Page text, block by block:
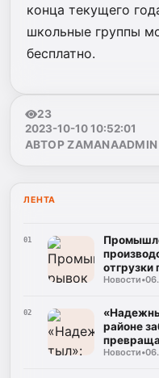
конца текущего
школьные группы
бесплатно.
23
2023-10-10 10:52:01
АВТОР ZAMANAADMIN
ЛЕНТА
01
рублей
Новости•
02
районе
Новости•